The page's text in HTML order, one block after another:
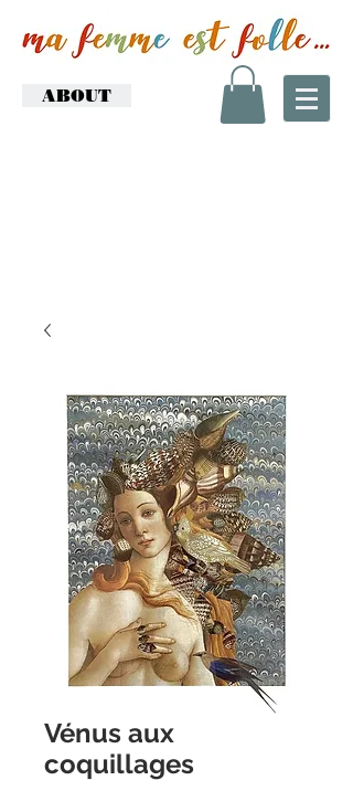
ABOUT
Vénus aux
coquillages